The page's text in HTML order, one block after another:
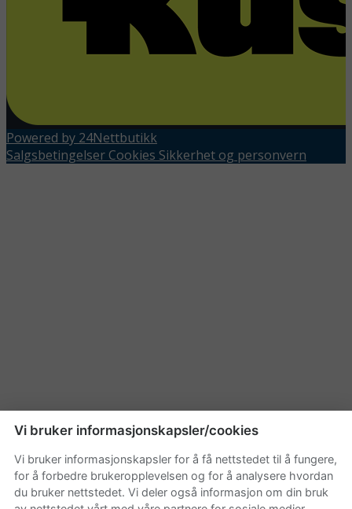
Powered by 24Nettbutikk
Salgsbetingelser Cookies Sikkerhet og personvern
Vi bruker informasjonskapsler/cookies
Vi bruker informasjonskapsler for å få nettstedet til å fungere,
for å forbedre brukeropplevelsen og for å analysere hvordan
du bruker nettstedet. Vi deler også informasjon om din bruk